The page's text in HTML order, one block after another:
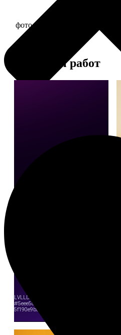
фото 10х10 в деревянной рамке
Примеры работ